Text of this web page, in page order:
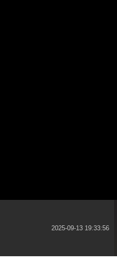
2025-09-13 19:33:56